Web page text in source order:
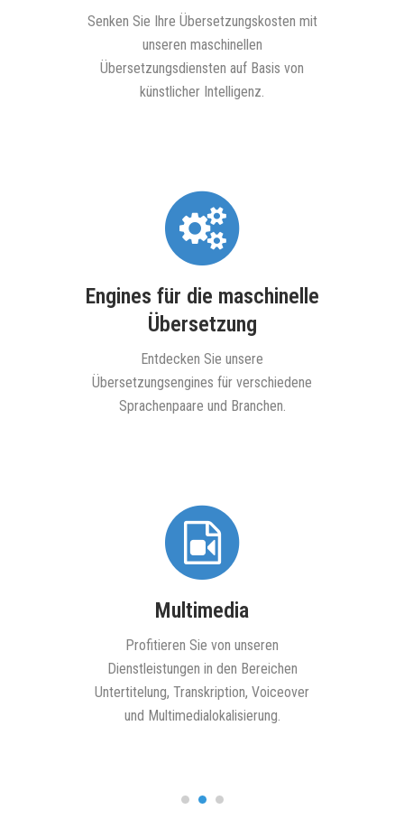
Senken Sie Ihre Übersetzungskosten mit
unseren maschinellen
Übersetzungsdiensten auf Basis von
künstlicher Intelligenz.
Engines für die maschinelle
Übersetzung
Entdecken Sie unsere
Übersetzungsengines für verschiedene
Sprachenpaare und Branchen.
Multimedia
Profitieren Sie von unseren
Dienstleistungen in den Bereichen
Untertitelung, Transkription, Voiceover
und Multimedialokalisierung.